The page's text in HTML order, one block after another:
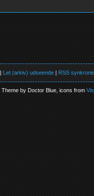
| Let (arkiv) udseende | RSS
. Theme by Doctor Blue, icons from